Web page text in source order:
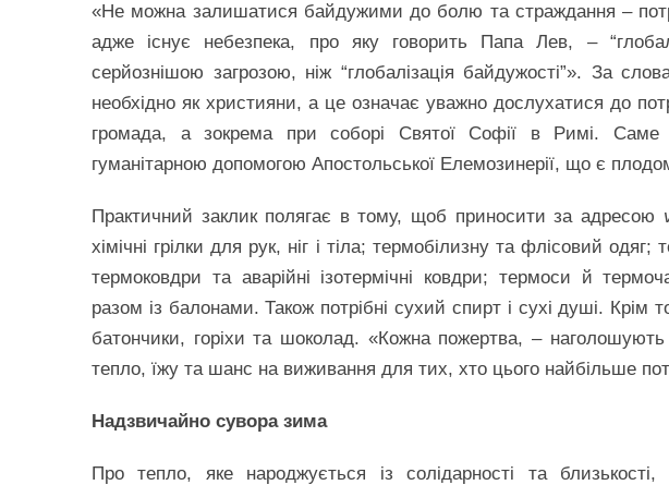
«Не можна залишатися байдужими до болю та страждання –
адже існує небезпека, про яку говорить Папа Лев, –
серйознішою загрозою, ніж “глобалізація байдужості”». За
необхідно як християни, а це означає уважно дослухатися до
громада, а зокрема при соборі Святої Софії в Римі. Саме
гуманітарною допомогою Апостольської Елемозинерії, що є
Практичний заклик полягає в тому, щоб приносити за адресою
хімічні грілки для рук, ніг і тіла; термобілизну та флісовий одяг;
термоковдри та аварійні ізотермічні ковдри; термоси й
разом із балонами. Також потрібні сухий спирт і сухі душі. Крім
батончики, горіхи та шоколад. «Кожна пожертва, –
тепло, їжу та шанс на виживання для тих, хто цього найбільше
Надзвичайно сувора зима
Про тепло, яке народжується із солідарності та